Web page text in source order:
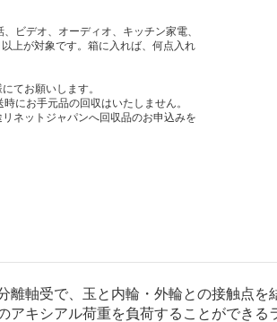
、ビデオ、オーディオ、キッチン家電、
上が対象です。箱に入れば、何点入れ
てお願いします。
にお手元品の回収はいたしません。
ネットジャパンへ回収品のお申込みを
離軸受で、玉と内輪・外輪との接触点
アキシアル荷重を負荷することができ